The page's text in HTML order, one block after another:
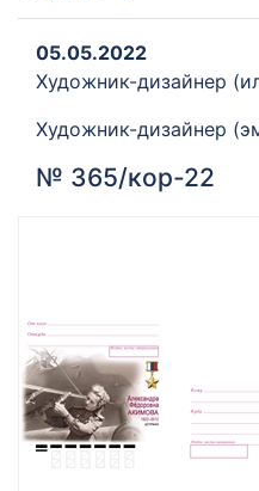
05.05.2022
Художник-дизайнер
Художник-дизайнер
№ 365/кор-22